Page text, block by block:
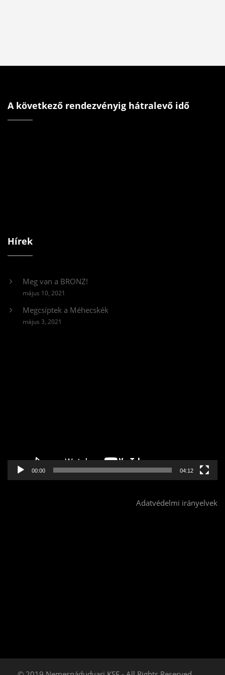
A következő rendezvényig hátralevő idő
Hírek
Meg van a BRONZ!
május 10, 2021
Megcsíptek a Méhecskék
május 3, 2021
00:00 04:12
Adatvédelmi irányelvek